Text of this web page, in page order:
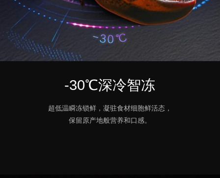
-30℃深冷智冻
超低温瞬冻锁鲜，凝驻食材细胞鲜活态，
保留原产地般营养和口感。